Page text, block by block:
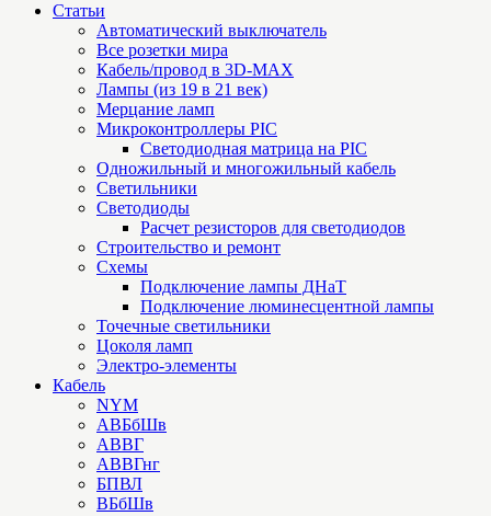
Статьи
Автоматический выключатель
Все розетки мира
Кабель/провод в 3D-MAX
Лампы (из 19 в 21 век)
Мерцание ламп
Микроконтроллеры PIC
Cветодиодная матрица на PIC
Одножильный и многожильный кабель
Светильники
Светодиоды
Расчет резисторов для светодиодов
Строительство и ремонт
Схемы
Подключение лампы ДНаТ
Подключение люминесцентной лампы
Точечные светильники
Цоколя ламп
Электро-элементы
Кабель
NYM
АВБбШв
АВВГ
АВВГнг
БПВЛ
ВБбШв